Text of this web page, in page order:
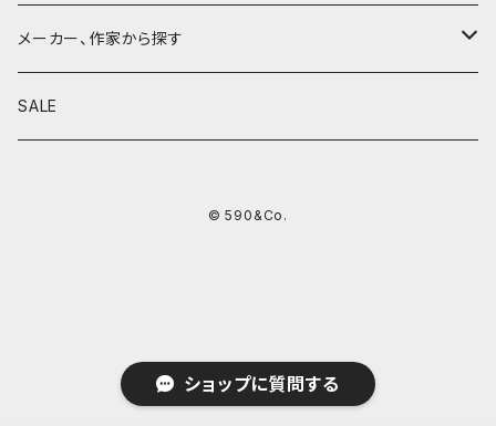
ショップに質問する
鉛筆
鉛筆補助軸
メーカー、作家から探す
590&Co.
シャープペンシルIII
SALE
© 590&Co.